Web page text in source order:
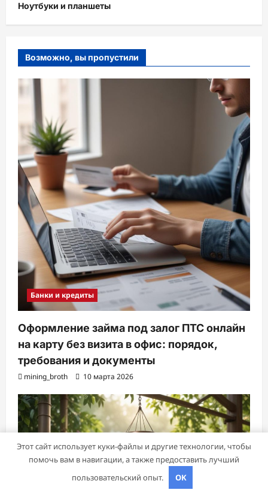
Ноутбуки и планшеты
Возможно, вы пропустили
Банки и кредиты
Оформление займа под залог ПТС онлайн
на карту без визита в офис: порядок,
требования и документы
mining_broth 10 марта 2026
Этот сайт использует куки-файлы и другие технологии, чтобы
помочь вам в навигации, а также предоставить лучший
пользовательский опыт.
OK